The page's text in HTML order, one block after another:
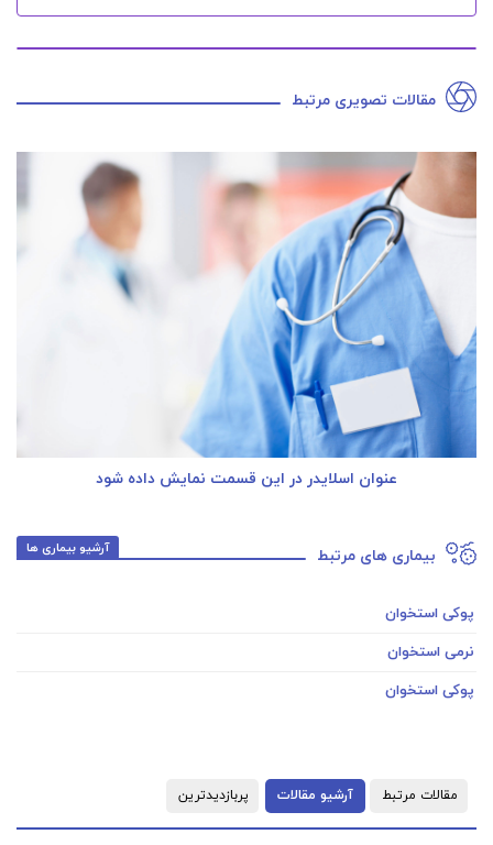
مقالات تصویری مرتبط
عنوان اسلایدر در این قسمت نمایش داده شود
بیماری های مرتبط آرشیو بیماری ها
پوکی استخوان
نرمی استخوان
پوکی استخوان
مقالات مرتبط آرشیو مقالات پربازدیدترین